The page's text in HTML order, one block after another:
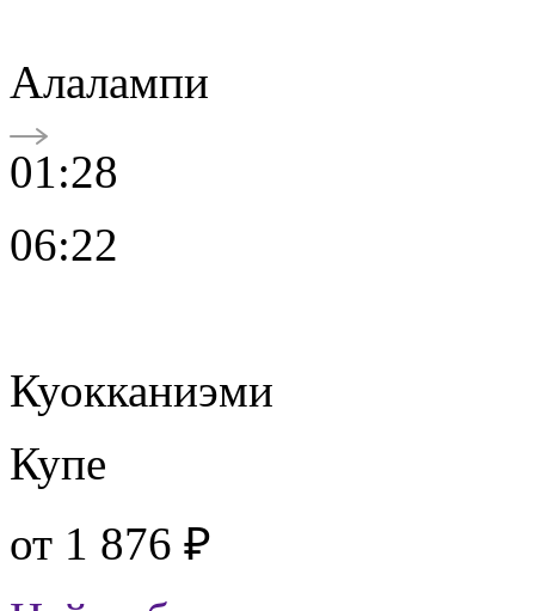
Алалампи
01:28
06:22
Куокканиэми
Купе
от 1 876 ₽